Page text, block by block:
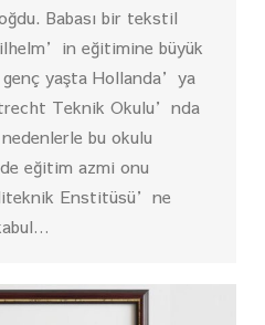
Babası bir tekstil
eğitimine büyük
yaşta Hollanda’ya
Teknik Okulu’nda
bu okulu
eğitim azmi onu
Enstitüsü’ne